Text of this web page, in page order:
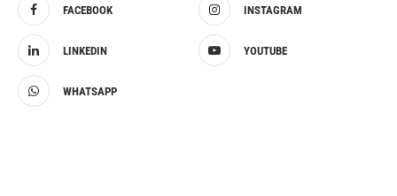
FACEBOOK INSTAGRAM
LINKEDIN YOUTUBE
WHATSAPP